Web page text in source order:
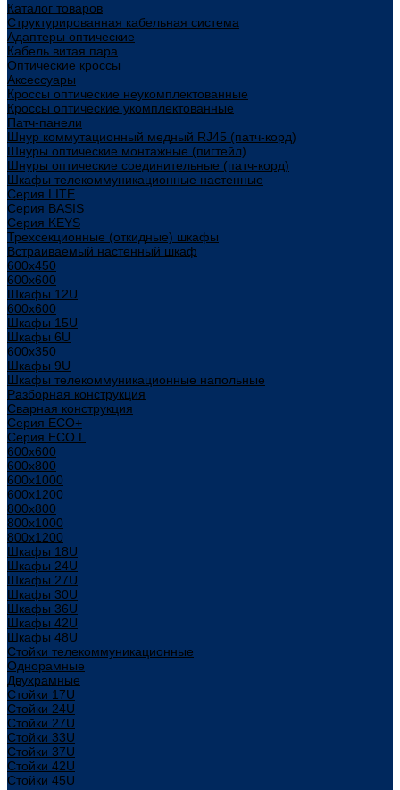
Каталог товаров
Структурированная кабельная система
Адаптеры оптические
Кабель витая пара
Оптические кроссы
Аксессуары
Кроссы оптические неукомплектованные
Кроссы оптические укомплектованные
Патч-панели
Шнур коммутационный медный RJ45 (патч-корд)
Шнуры оптические монтажные (пигтейл)
Шнуры оптические соединительные (патч-корд)
Шкафы телекоммуникационные настенные
Cерия LITE
Cерия BASIS
Cерия KEYS
Трехсекционные (откидные) шкафы
Встраиваемый настенный шкаф
600x450
600x600
Шкафы 12U
600x600
Шкафы 15U
Шкафы 6U
600x350
Шкафы 9U
Шкафы телекоммуникационные напольные
Разборная конструкция
Сварная конструкция
Серия ECO+
Серия ECO L
600x600
600x800
600х1000
600х1200
800x800
800х1000
800х1200
Шкафы 18U
Шкафы 24U
Шкафы 27U
Шкафы 30U
Шкафы 36U
Шкафы 42U
Шкафы 48U
Стойки телекоммуникационные
Однорамные
Двухрамные
Стойки 17U
Стойки 24U
Стойки 27U
Стойки 33U
Стойки 37U
Стойки 42U
Стойки 45U